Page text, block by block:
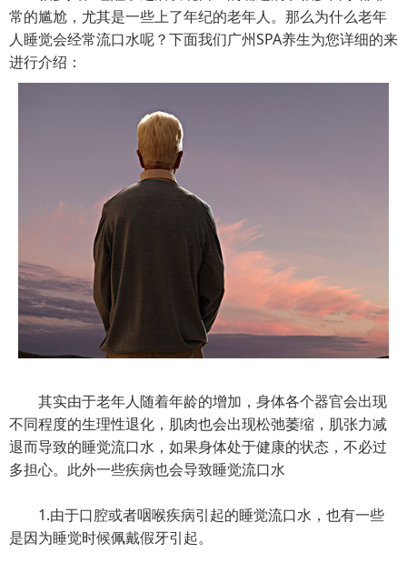
常的尴尬，尤其是一些上了年纪的老年人。那么为什么老年
人睡觉会经常流口水呢？下面我们广州SPA养生为您详细的来
进行介绍：
其实由于老年人随着年龄的增加，身体各个器官会出现
不同程度的生理性退化，肌肉也会出现松弛萎缩，肌张力减
退而导致的睡觉流口水，如果身体处于健康的状态，不必过
多担心。此外一些疾病也会导致睡觉流口水
1.由于口腔或者咽喉疾病引起的睡觉流口水，也有一些
是因为睡觉时候佩戴假牙引起。